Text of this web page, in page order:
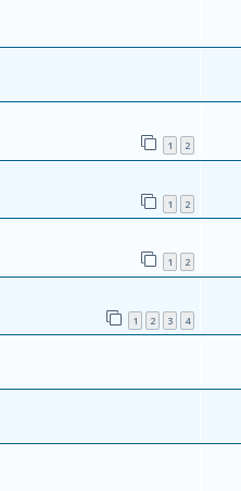
1 2
1 2
1 2
1 2 3 4